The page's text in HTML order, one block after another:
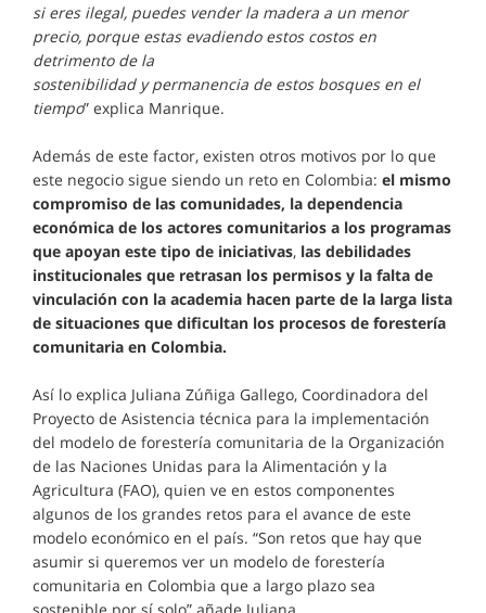
si eres ilegal, puedes vender la madera a un menor
precio, porque estas evadiendo estos costos en
detrimento de la
sostenibilidad y permanencia de estos bosques en el
tiempo” explica Manrique.
Además de este factor, existen otros motivos por lo que
este negocio sigue siendo un reto en Colombia: el mismo
compromiso de las comunidades, la dependencia
económica de los actores comunitarios a los programas
que apoyan este tipo de iniciativas, las debilidades
institucionales que retrasan los permisos y la falta de
vinculación con la academia hacen parte de la larga lista
de situaciones que dificultan los procesos de forestería
comunitaria en Colombia.
Así lo explica Juliana Zúñiga Gallego, Coordinadora del
Proyecto de Asistencia técnica para la implementación
del modelo de forestería comunitaria de la Organización
de las Naciones Unidas para la Alimentación y la
Agricultura (FAO), quien ve en estos componentes
algunos de los grandes retos para el avance de este
modelo económico en el país. “Son retos que hay que
asumir si queremos ver un modelo de forestería
comunitaria en Colombia que a largo plazo sea